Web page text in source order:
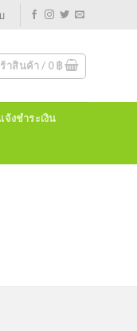
าสินค้า / 0฿
จ้งชำระเงิน